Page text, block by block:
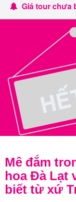
Giá tour chưa
Mê đắm
hoa Đà Lạt
biết từ xứ